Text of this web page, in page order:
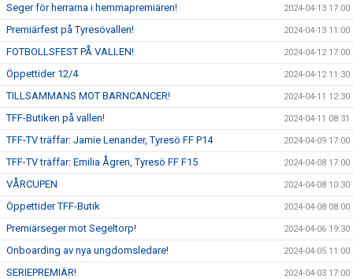
Seger för herrarna i hemmapremiären! 2024-04-13 17:00
Premiärfest på Tyresövallen! 2024-04-13 11:00
FOTBOLLSFEST PÅ VALLEN! 2024-04-12 17:00
Öppettider 12/4 2024-04-12 11:30
TILLSAMMANS MOT BARNCANCER! 2024-04-11 12:30
TFF-Butiken på vallen! 2024-04-11 08:31
TFF-TV träffar: Jamie Lenander, Tyresö FF P14 2024-04-09 17:00
TFF-TV träffar: Emilia Ågren, Tyresö FF F15 2024-04-08 17:00
VÅRCUPEN 2024-04-08 10:30
Öppettider TFF-Butik 2024-04-08 08:00
Premiärseger mot Segeltorp! 2024-04-06 19:30
Onboarding av nya ungdomsledare! 2024-04-05 11:00
SERIEPREMIÄR! 2024-04-03 17:00